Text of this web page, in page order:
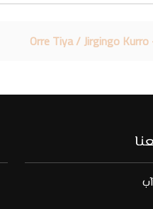
Orre Tiya / Jirgingo